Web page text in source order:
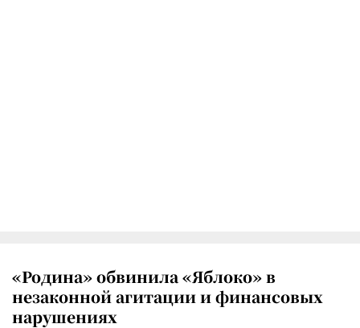
«Родина» обвинила «Яблоко» в
незаконной агитации и финансовых
нарушениях